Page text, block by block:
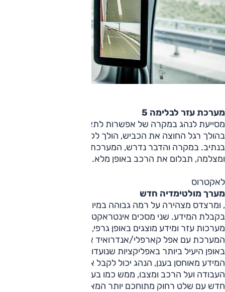
מערכת עזר לבלימה 5
מסייעת לנהג במקרה של אפשרות לתאונת חזית-אחור או פגיעה
בהולך רגל החוצה את הכביש, הולך לקראת הרכב או עומד
בנתיב. במקרה והדבר נדרש, המערכת, המבוססת על רדאר
ומצלמה, תבלום את הרכב באופן מלא.
לאקטרוס
מערך מולטימדיה חדש
, ומרצדס מצהירה על רמה גבוהה במיוחד של תפעול נוח וקלות
בקבלת המידע. שני מסכים אינטראקטיביים משרתים את הנהג.
מערכות עזר ומידע מוצגים באופן גרפי, ניתן לממשק את
המערכת עם אפל קארפלי/אנדרואיד אוטו, ובאופן זה להשתמש
באופן היעיל ביותר באפליקציות שנועדו לעזור לנהג בעבודתו. כל
המידע מאוחסן בענן, הנהג יכול לקבל את כל המידע הנחוץ על
העבודה ועל הרכב ומצבו, ממש כמו בעל הרכב. לרכב מפתח
חדש עם שלט רחוק מתוחכם יותר המאפשר קבלת מידע ושליטה